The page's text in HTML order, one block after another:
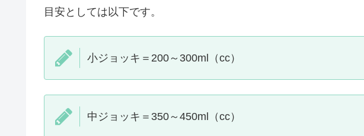
目安としては以下です。
小ジョッキ＝200～300ml（cc）
中ジョッキ＝350～450ml（cc）